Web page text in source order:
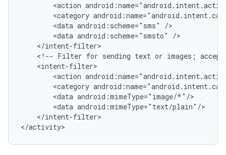
<action
<category
<data android:scheme="sms"
<data android:scheme="smsto"
<!-- Filter for sending text or images;
<action
<category
<data
<data
</intent-filter>
</activity>